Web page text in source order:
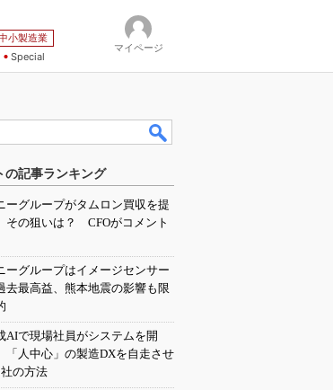
小製造業
Special
マイページ
の記事ランキング
ーグループがタムロン買収を提
その狙いは？ CFOがコメント
ーグループはイメージセンサー
去最高益、熊本地震の影響も限
AIで現場社員がシステムを開
人中心」の製造DXを自走させ
の方法